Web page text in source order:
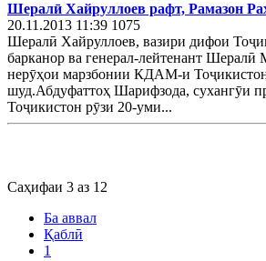
Шералӣ Хайруллоев рафт, Рамазон
20.11.2013 11:39 1075
Шералӣ Хайруллоев, вазири дифои
барканор ва генерал-лейтенант
нерӯҳои марзбонии КДАМ-и
шуд.Абдуфаттоҳ Шарифзода, сухангӯи
Тоҷикистон рӯзи 20-уми...
Саҳифаи 3 аз 12
Ба аввал
Қаблӣ
1